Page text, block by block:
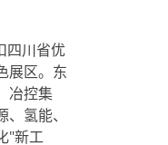
四川省优
展区。东
冶控集
氢能、
"新工